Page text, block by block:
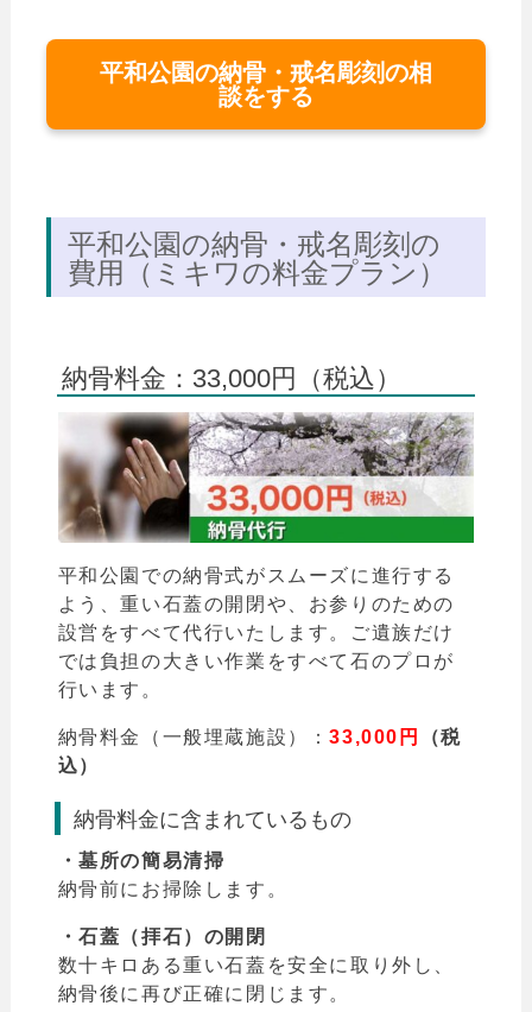
平和公園の納骨・戒名彫刻の相
談をする
平和公園の納骨・戒名彫刻の
費用（ミキワの料金プラン）
納骨料金：33,000円（税込）
平和公園での納骨式がスムーズに進行する
よう、重い石蓋の開閉や、お参りのための
設営をすべて代行いたします。ご遺族だけ
では負担の大きい作業をすべて石のプロが
行います。
納骨料金（一般埋蔵施設）：33,000円
（税
込）
納骨料金に含まれているもの
・墓所の簡易清掃
納骨前にお掃除します。
・石蓋（拝石）の開閉
数十キロある重い石蓋を安全に取り外し、
納骨後に再び正確に閉じます。